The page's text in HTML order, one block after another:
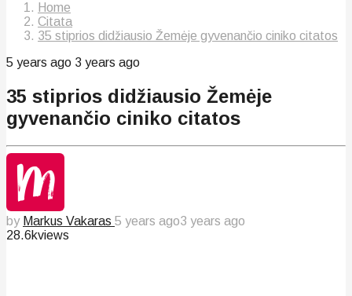
Home
Citata
35 stiprios didžiausio Žemėje gyvenančio ciniko citatos
5 years ago 3 years ago
35 stiprios didžiausio Žemėje
gyvenančio ciniko citatos
by Markus Vakaras 5 years ago3 years ago
28.6kviews